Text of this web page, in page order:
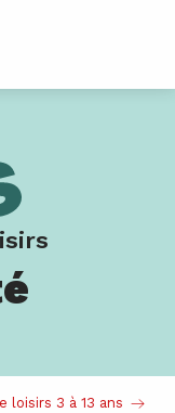
loisirs 3 à 13 ans